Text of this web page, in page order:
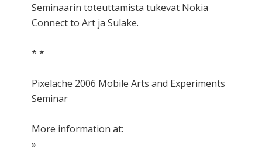
Seminaarin toteuttamista tukevat Nokia
Connect to Art ja Sulake.
* *
Pixelache 2006 Mobile Arts and Experiments
Seminar
More information at:
»